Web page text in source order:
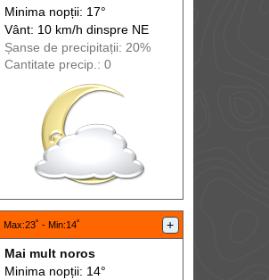
Minima nopții: 17°
Vânt: 10 km/h dinspreNE
Șanse de precipitații: 20%
Cantitate precip.: 0
Max:23˚ - Min:14˚ +
Mai mult noros
Minima nopții: 14°